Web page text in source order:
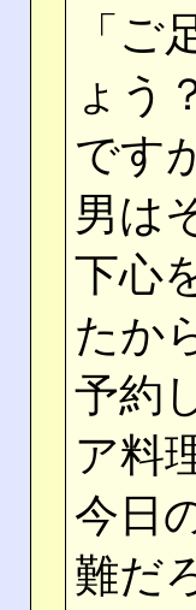
「
ょう
です
男は
下心
たか
予約
ア料
今日
難だ